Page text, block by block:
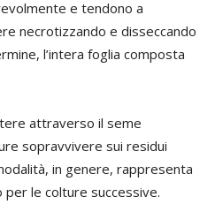
e tendono a
necrotizzando e disseccando
l’intera foglia composta
attraverso il seme
sopravvivere sui residui
in genere, rappresenta
per le colture successive.